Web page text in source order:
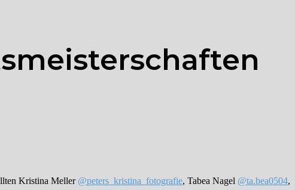
Kristina Meller @peters_kristina_fotografie, Tabea Nagel @ta.bea0504,